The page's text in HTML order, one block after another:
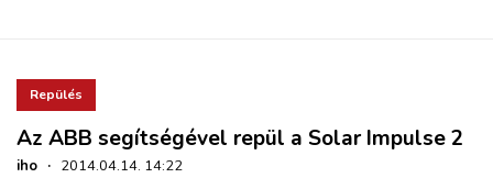
Repülés
Az ABB segítségével repül a Solar Impulse 2
iho · 2014.04.14. 14:22